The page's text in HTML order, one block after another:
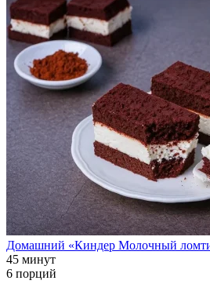
Домашний «Киндер Молочный
45 минут
6 порций